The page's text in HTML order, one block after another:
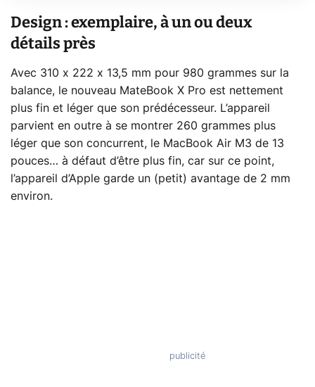
Design : exemplaire, à un ou deux
détails près
Avec 310 x 222 x 13,5 mm pour 980 grammes sur la
balance, le nouveau MateBook X Pro est nettement
plus fin et léger que son prédécesseur. L’appareil
parvient en outre à se montrer 260 grammes plus
léger que son concurrent, le MacBook Air M3 de 13
pouces… à défaut d’être plus fin, car sur ce point,
l’appareil d’Apple garde un (petit) avantage de 2 mm
environ.